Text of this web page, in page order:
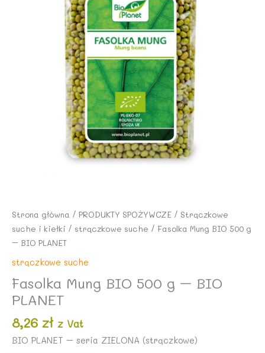
Strona główna / PRODUKTY SPOŻYWCZE / Strączkowe
suche i kiełki / strączkowe suche / Fasolka Mung BIO 500 g
– BIO PLANET
strączkowe suche
Fasolka Mung BIO 500 g – BIO
PLANET
8,26 zł z Vat
BIO PLANET – seria ZIELONA (strączkowe)